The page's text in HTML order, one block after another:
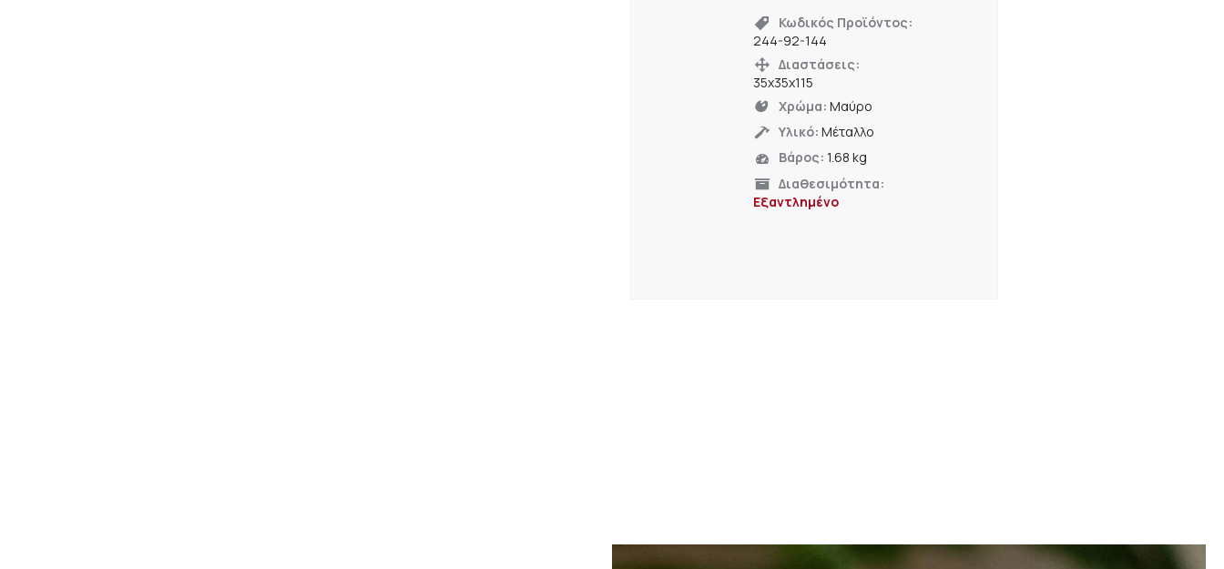
Κωδικός Προϊόντος:
244-92-144
Διαστάσεις:
35x35x115
Χρώμα:Μαύρο
Υλικό:Μέταλλο
Βάρος:1.68 kg
Διαθεσιμότητα:
Εξαντλημένο